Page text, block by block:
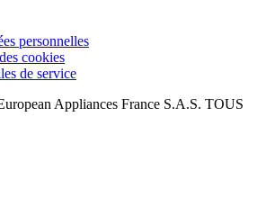
personnelles
cookies
de service
Appliances France S.A.S. TOUS